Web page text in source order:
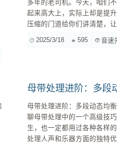
多年的老司机。今天，咱们
起来高大上，实际上却是提
压缩的门道给你们讲清楚，让你们
2025/3/18 595 音速
母带处理进阶：多段
母带处理进阶：多段动态均衡器的人声与乐器精雕
聊母带处理中的一个高级技
生，也一定都用过各种各样
处理人声和乐器方面的独特优势。 什么是多段动态均衡器？ 先给可能还不太熟